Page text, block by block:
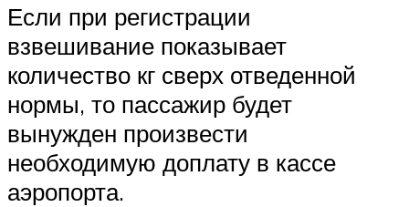
Если при регистрации
взвешивание показывает
количество кг сверх отведенной
нормы, то пассажир будет
вынужден произвести
необходимую доплату в кассе
аэропорта.